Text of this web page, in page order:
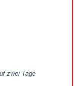
zwei Tage